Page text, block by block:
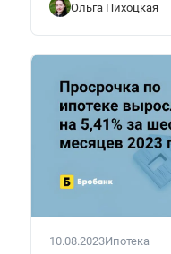
Ольга Пихоцкая
10.08.2023Ипотека